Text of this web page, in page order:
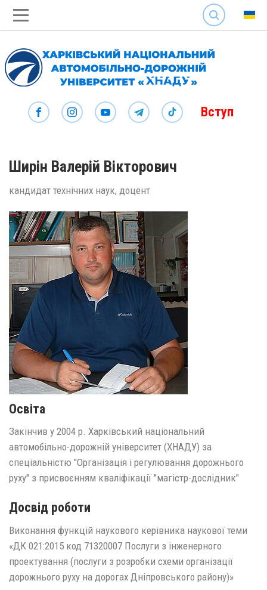
SEARCH
Вступ
Ширін Валерій Вікторович
кандидат технічних наук, доцент
Освіта
Закінчив у 2004 р. Харківський національний
автомобільно-дорожній університет (ХНАДУ) за
спеціальністю "Організація і регулювання дорожнього
руху" з присвоєнням кваліфікації "магістр-дослідник"
Досвід роботи
Виконання функцій наукового керівника наукової теми
«ДК 021:2015 код 71320007 Послуги з інженерного
проектування (послуги з розробки схеми організації
дорожнього руху на дорогах Дніпровського району)»